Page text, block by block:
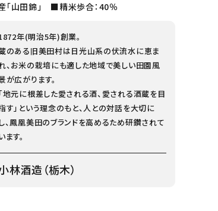
「山田錦」 ■精米歩合：40％
年(明治5年)創業。
のある旧美田村は日光山系の伏流水に恵ま
、お米の栽培にも適した地域で美しい田園風
が広がります。
「地元に根差した愛される酒、愛される酒蔵を目
す」という理念のもと、人との対話を大切に
し、鳳凰美田のブランドを高めるため研鑽されて
ます。
林酒造（栃木）